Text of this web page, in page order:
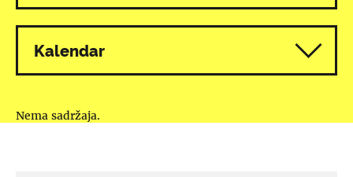
Kalendar
Nema sadržaja.